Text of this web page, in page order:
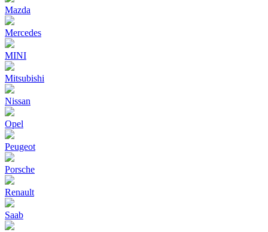
Mazda
Mercedes
MINI
Mitsubishi
Nissan
Opel
Peugeot
Porsche
Renault
Saab